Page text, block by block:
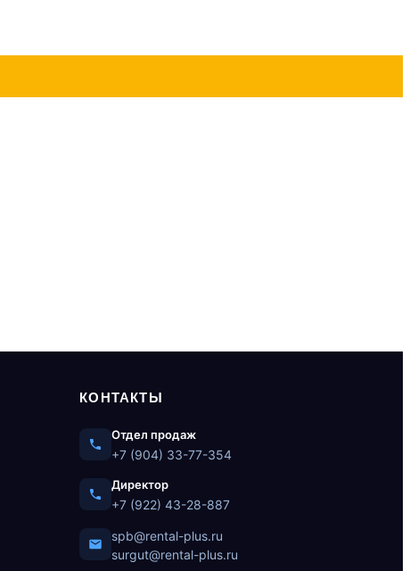
КОНТАКТЫ
Отдел продаж
+7 (904) 33-77-354
Директор
+7 (922) 43-28-887
spb@rental-plus.ru
surgut@rental-plus.ru